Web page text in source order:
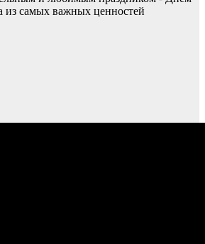
из самых важных ценностей